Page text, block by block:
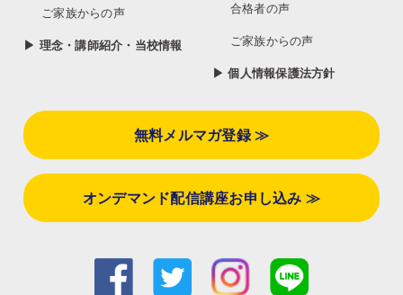
ご家族からの声
▶ 理念・講師紹介・当校情報
合格者の声
ご家族からの声
▶ 個人情報保護法方針
無料メルマガ登録 ≫
オンデマンド配信講座お申し込み ≫